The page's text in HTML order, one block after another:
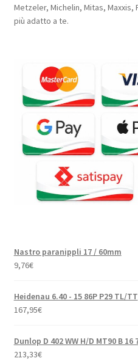
Metzeler, Michelin, Mitas, Maxxis,
più adatto a te.
Nastro paranippli 17 / 60mm
9,76€
Heidenau 6.40 - 15 86P P29 TL/TT
167,95€
Dunlop D 402 WW H/D MT90 B
213,33€